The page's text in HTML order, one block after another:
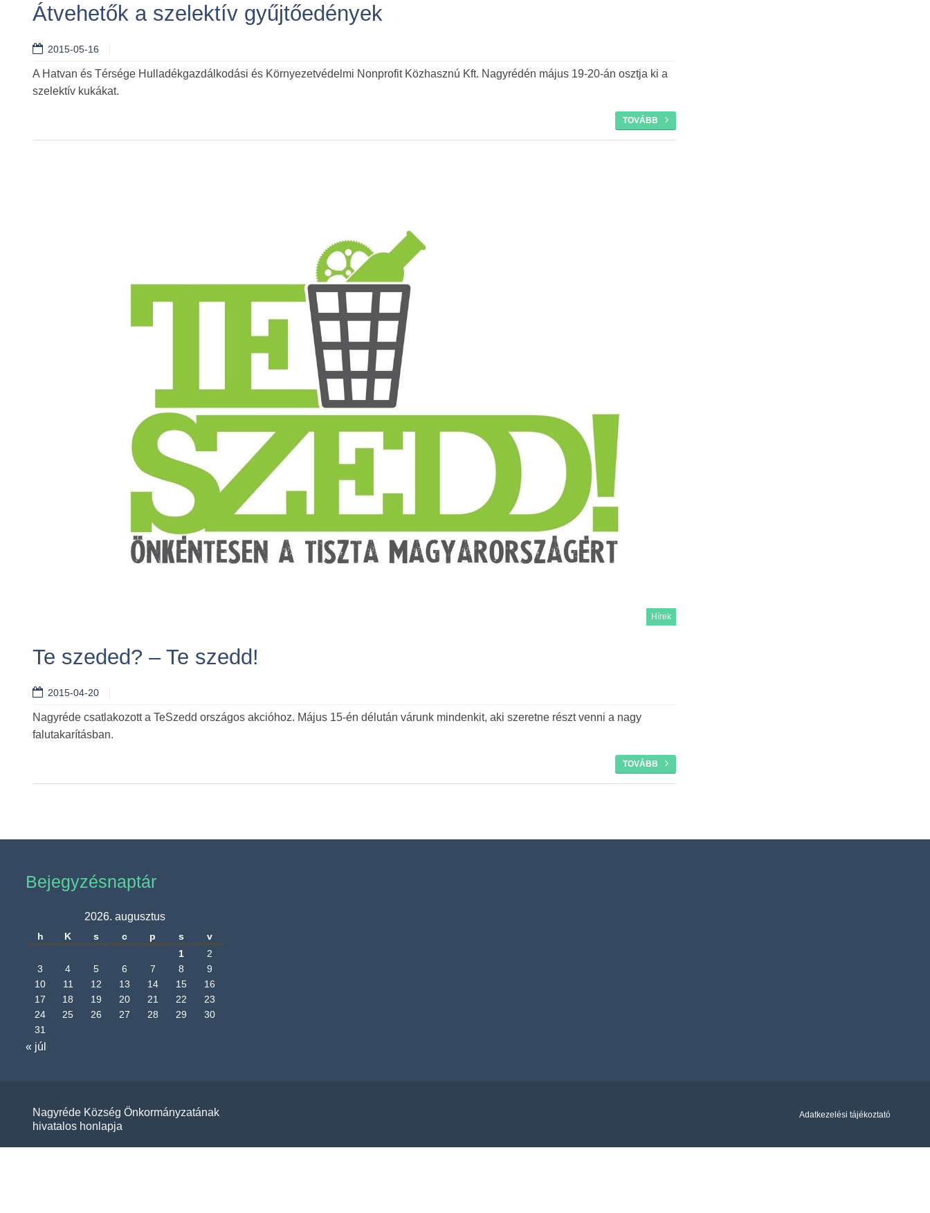
Átvehetők a szelektív gyűjtőedények
2015-05-16
A Hatvan és Térsége Hulladékgazdálkodási és Környezetvédelmi Nonprofit Közhasznú Kft. Nagyrédén május 19-20-án osztja ki a
szelektív kukákat.
TOVÁBB
Hírek
Te szeded? – Te szedd!
2015-04-20
Nagyréde csatlakozott a TeSzedd országos akcióhoz. Május 15-én délután várunk mindenkit, aki szeretne részt venni a nagy
falutakarításban.
TOVÁBB
Bejegyzésnaptár
2026. augusztus
h K s c p s
v
1
2
3
4 5 6 7 8
9
10
11 12 13 14 15
16
17
18 19 20 21 22
23
24
25 26 27 28 29
30
31
« júl
Nagyréde Község Önkormányzatának
hivatalos honlapja
Adatkezelési tájékoztató